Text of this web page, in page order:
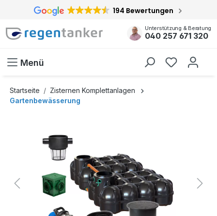
springen 194 Bewertungen
Unterstützung & Beratung
040 257 671 320
Menü
Startseite
Zisternen Komplettanlagen
Gartenbewässerung